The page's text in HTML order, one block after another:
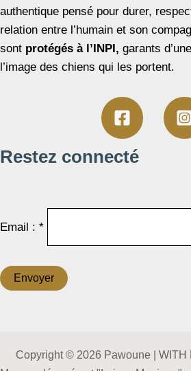
authentique pensé pour durer,
relation entre l’humain et son
sont protégés à l’INPI, garants
l’image des chiens qui les portent.
Restez connecté
Email : *
Copyright © 2026 Pawoune | WITH